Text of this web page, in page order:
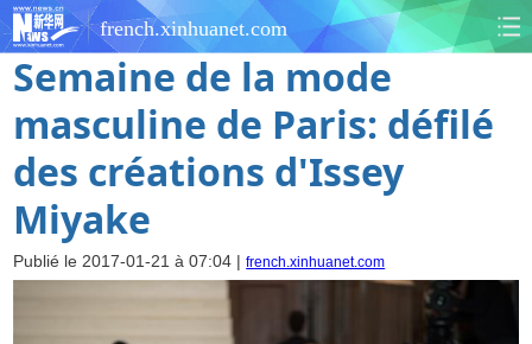
french.xinhuanet.com
Semaine de la mode
masculine de Paris: défilé
des créations d'Issey
Miyake
Publié le 2017-01-21 à 07:04 |french.xinhuanet.com